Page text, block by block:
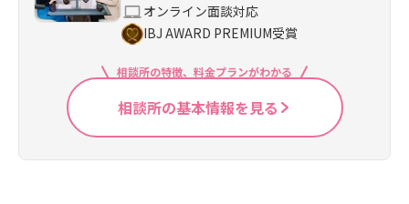
オンライン面談対応
IBJ AWARD PREMIUM受賞
相談所の特徴、料金プランがわかる
相談所の基本情報を見る